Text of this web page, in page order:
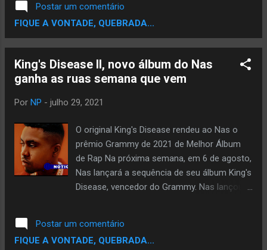
ritmo oriundo de Angola e muito popular. É
um ritmo que hoje em dia flerta muito com
afro-house, afrobeats e já ouvi até Kuduro
rapper angolano chamou seus parças para
participar e inclusive o diretor do clipe é o
angolano Fernando Filó, que muitos
é um grande roteirista e ótimo diretor.
Confira o clipe:
Postar um comentário
FIQUE A VONTADE, QUEBRADA...
King's Disease II, novo álbum do Nas
ganha as ruas semana que vem
Por NP - julho 29, 2021
O original King's Disease rendeu ao Nas o
prêmio Grammy de 2021 de Melhor Álbum
de Rap Na próxima semana, em 6 de agosto,
Nas lançará a sequência de seu álbum King's
Disease, vencedor do Grammy. Nas lançou
que contou com contribuições de Anderson
.Paak, Big Sean, Charlie Wilson, Don Toliver e
Postar um comentário
FIQUE A VONTADE, QUEBRADA...